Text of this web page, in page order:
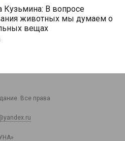
Кузьмина: В вопросе
животных мы думаем о
вещах
Все права